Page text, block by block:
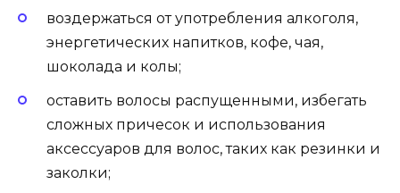
воздержаться от употребления алкоголя,
энергетических напитков, кофе, чая,
шоколада и колы;
оставить волосы распущенными, избегать
сложных причесок и использования
аксессуаров для волос, таких как резинки и
заколки;